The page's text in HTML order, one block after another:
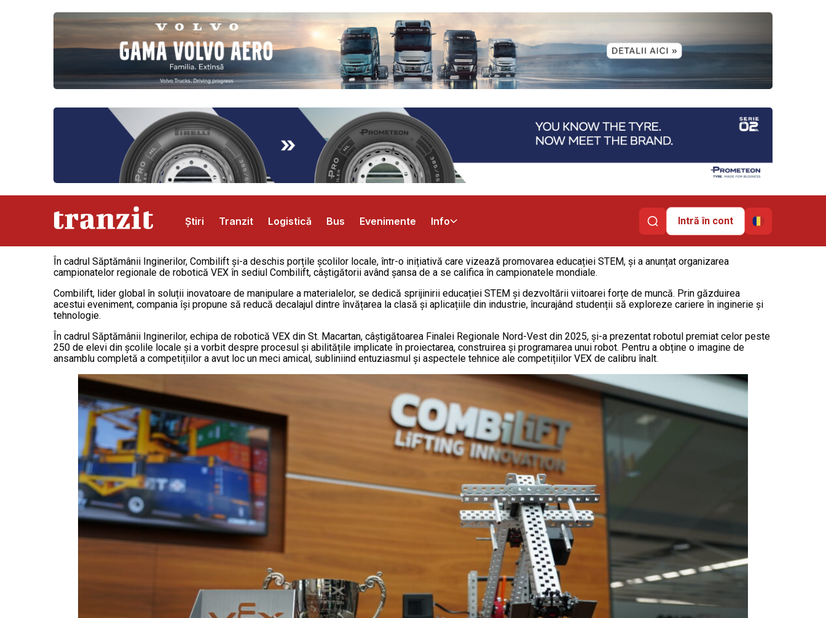
Știri Tranzit Logistică Bus Evenimente Info
Abonamente Publicitate Contact
Intră în cont
În cadrul Săptămânii Inginerilor, Combilift și-a deschis porțile școlilor locale, într-o inițiativă care vizează promovarea educației STEM, și a anunțat organizarea
campionatelor regionale de robotică VEX în sediul Combilift, câștigătorii având șansa de a se califica în campionatele mondiale.
Combilift, lider global în soluții inovatoare de manipulare a materialelor, se dedică sprijinirii educației STEM și dezvoltării viitoarei forțe de muncă. Prin găzduirea
acestui eveniment, compania își propune să reducă decalajul dintre învățarea la clasă și aplicațiile din industrie, încurajând studenții să exploreze cariere în inginerie și
tehnologie.
În cadrul Săptămânii Inginerilor, echipa de robotică VEX din St. Macartan, câștigătoarea Finalei Regionale Nord-Vest din 2025, și-a prezentat robotul premiat celor peste
250 de elevi din școlile locale și a vorbit despre procesul și abilitățile implicate în proiectarea, construirea și programarea unui robot. Pentru a obține o imagine de
ansamblu completă a competițiilor a avut loc un meci amical, subliniind entuziasmul și aspectele tehnice ale competițiilor VEX de calibru înalt.